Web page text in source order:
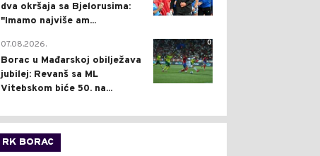
dva okršaja sa Bjelorusima:
"Imamo najviše am...
0
07.08.2026.
Borac u Mađarskoj obilježava
jubilej: Revanš sa ML
Vitebskom biće 50. na...
RK BORAC